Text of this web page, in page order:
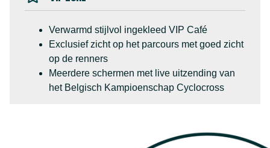
Verwarmd stijlvol ingekleed VIP Café
Exclusief zicht op het parcours met goed zicht
op de renners
Meerdere schermen met live uitzending van
het Belgisch Kampioenschap Cyclocross